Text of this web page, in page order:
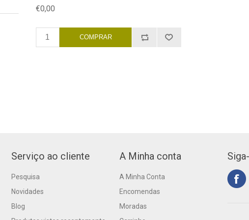
€0,00
Serviço ao cliente
Pesquisa
Novidades
Blog
A Minha conta
A Minha Conta
Encomendas
Moradas